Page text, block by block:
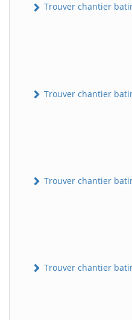
Trouver chantier
Trouver chantier
Trouver chantier
Trouver chantier